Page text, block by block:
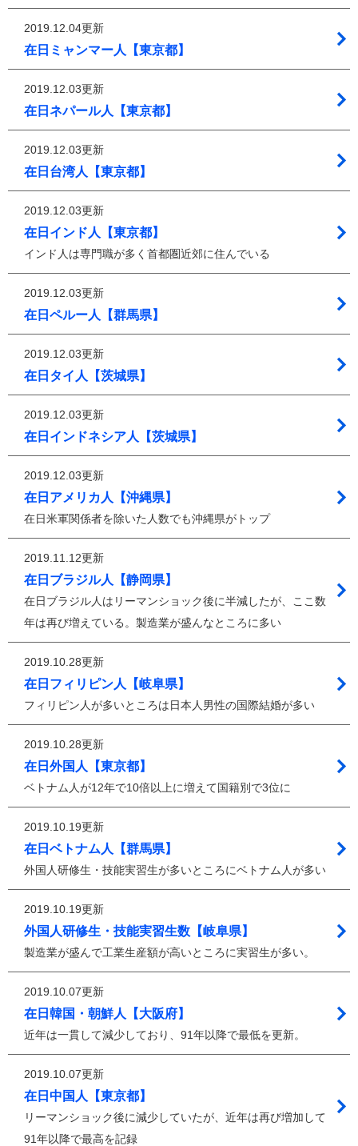
2019.12.04更新
在日ミャンマー人【東京都】
2019.12.03更新
在日ネパール人【東京都】
2019.12.03更新
在日台湾人【東京都】
2019.12.03更新
在日インド人【東京都】
インド人は専門職が多く首都圏近郊に住んでいる
2019.12.03更新
在日ペルー人【群馬県】
2019.12.03更新
在日タイ人【茨城県】
2019.12.03更新
在日インドネシア人【茨城県】
2019.12.03更新
在日アメリカ人【沖縄県】
在日米軍関係者を除いた人数でも沖縄県がトップ
2019.11.12更新
在日ブラジル人【静岡県】
在日ブラジル人はリーマンショック後に半減したが、ここ数
年は再び増えている。製造業が盛んなところに多い
2019.10.28更新
在日フィリピン人【岐阜県】
フィリピン人が多いところは日本人男性の国際結婚が多い
2019.10.28更新
在日外国人【東京都】
ベトナム人が12年で10倍以上に増えて国籍別で3位に
2019.10.19更新
在日ベトナム人【群馬県】
外国人研修生・技能実習生が多いところにベトナム人が多い
2019.10.19更新
外国人研修生・技能実習生数【岐阜県】
製造業が盛んで工業生産額が高いところに実習生が多い。
2019.10.07更新
在日韓国・朝鮮人【大阪府】
近年は一貫して減少しており、91年以降で最低を更新。
2019.10.07更新
在日中国人【東京都】
リーマンショック後に減少していたが、近年は再び増加して
91年以降で最高を記録